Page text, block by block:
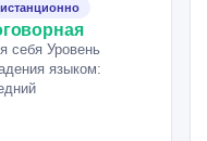
себя Уровень
языком: